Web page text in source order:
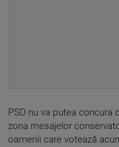
PSD nu va putea concura
zona mesajelor
oamenii care votează